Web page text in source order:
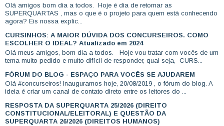
Olá amigos bom dia a todos. Hoje é dia de retomar as
SUPERQUARTAS , mas o que é o projeto para quem está conhecendo
agora? Eis nossa explic...
CURSINHOS: A MAIOR DÚVIDA DOS CONCURSEIROS. COMO
ESCOLHER O IDEAL? Atualizado em 2024
Olá meus amigos, bom dia a todos. Hoje vou tratar com vocês de um
tema muito pedido e muito difícil de responder, qual seja, CURS...
FÓRUM DO BLOG - ESPAÇO PARA VOCÊS SE AJUDAREM
Olá #concurseiros! Inauguramos hoje, 20/08/2019 , o fórum do blog. A
ideia é criar um canal de contato direto entre os leitores do ...
RESPOSTA DA SUPERQUARTA 25/2026 (DIREITO
CONSTITUCIONAL/ELEITORAL) E QUESTÃO DA
SUPERQUARTA 26/2026 (DIREITOS HUMANOS)